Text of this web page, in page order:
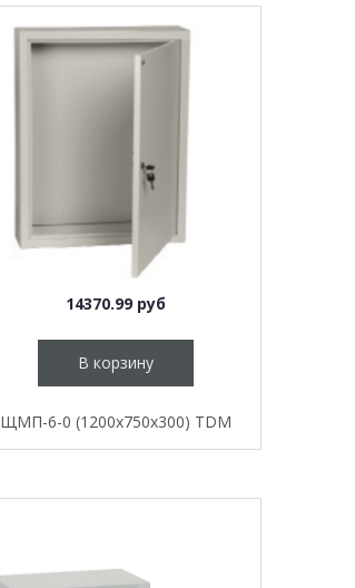
14370.99 руб
В корзину
ЩМП-6-0 (1200х750х300) TDM